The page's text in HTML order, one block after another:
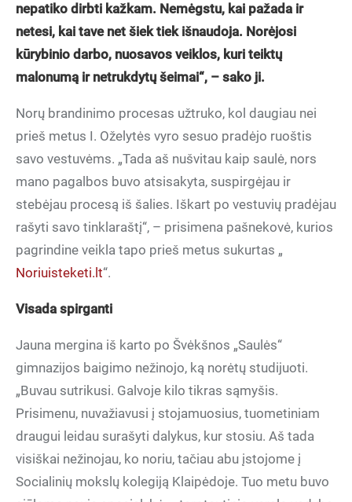
nepatiko dirbti kažkam. Nemėgstu, kai pažada ir
netesi, kai tave net šiek tiek išnaudoja. Norėjosi
kūrybinio darbo, nuosavos veiklos, kuri teiktų
malonumą ir netrukdytų šeimai“, – sako ji.
Norų brandinimo procesas užtruko, kol daugiau nei
prieš metus I. Oželytės vyro sesuo pradėjo ruoštis
savo vestuvėms. „Tada aš nušvitau kaip saulė, nors
mano pagalbos buvo atsisakyta, suspirgėjau ir
stebėjau procesą iš šalies. Iškart po vestuvių pradėjau
rašyti savo tinklaraštį“, – prisimena pašnekovė, kurios
pagrindine veikla tapo prieš metus sukurtas „
Noriuisteketi.lt“.
Visada spirganti
Jauna mergina iš karto po Švėkšnos „Saulės“
gimnazijos baigimo nežinojo, ką norėtų studijuoti.
„Buvau sutrikusi. Galvoje kilo tikras sąmyšis.
Prisimenu, nuvažiavusi į stojamuosius, tuometiniam
draugui leidau surašyti dalykus, kur stosiu. Aš tada
visiškai nežinojau, ko noriu, tačiau abu įstojome į
Socialinių mokslų kolegiją Klaipėdoje. Tuo metu buvo